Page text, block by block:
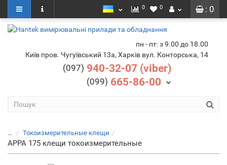
: 0
0 0
пн - пт: з 9.00 до 18.00
Київ пров. Чугуївський 13а, Харків вул. Конторська, 14
(097) 940-32-07 (viber)
(099) 665-86-00
... Токоизмерительные клещи
APPA 175 клещи токоизмерительные